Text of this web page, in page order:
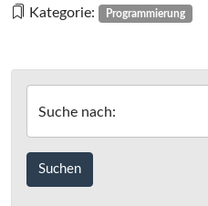
(PHP)
Kategorie: Programmierung
Suche nach: